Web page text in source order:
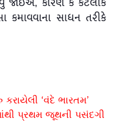
કમાવવાના સાધન તરીકે
કરાયેલી ‘વંદે ભારતમ’
પ્રથમ જૂથની પસંદગી